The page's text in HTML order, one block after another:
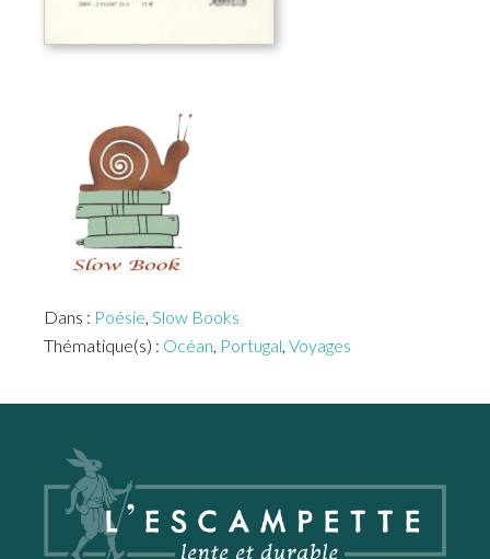
Dans : Poésie, Slow Books
Thématique(s) : Océan, Portugal, Voyages